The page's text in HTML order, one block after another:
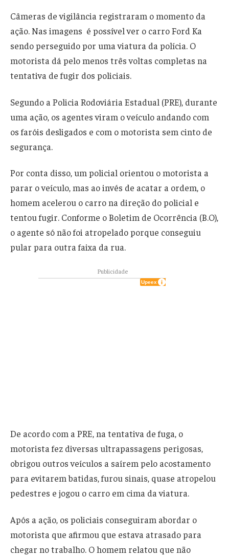
Câmeras de vigilância registraram o momento da
ação. Nas imagens é possível ver o carro Ford Ka
sendo perseguido por uma viatura da polícia. O
motorista dá pelo menos três voltas completas na
tentativa de fugir dos policiais.
Segundo a Policia Rodoviária Estadual (PRE), durante
uma ação, os agentes viram o veículo andando com
os faróis desligados e com o motorista sem cinto de
segurança.
Por conta disso, um policial orientou o motorista a
parar o veículo, mas ao invés de acatar a ordem, o
homem acelerou o carro na direção do policial e
tentou fugir. Conforme o Boletim de Ocorrência (B.O),
o agente só não foi atropelado porque conseguiu
pular para outra faixa da rua.
Publicidade
De acordo com a PRE, na tentativa de fuga, o
motorista fez diversas ultrapassagens perigosas,
obrigou outros veículos a saírem pelo acostamento
para evitarem batidas, furou sinais, quase atropelou
pedestres e jogou o carro em cima da viatura.
Após a ação, os policiais conseguiram abordar o
motorista que afirmou que estava atrasado para
chegar no trabalho. O homem relatou que não